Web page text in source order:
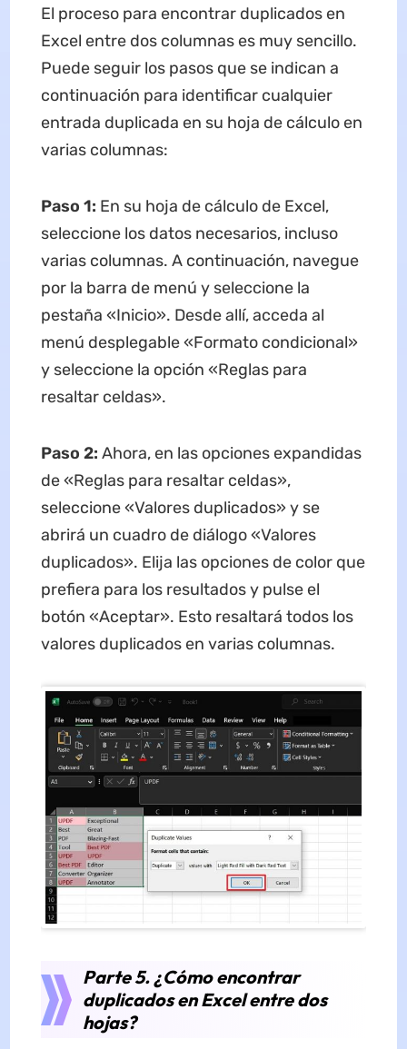
El proceso para encontrar duplicados en
Excel entre dos columnas es muy sencillo.
Puede seguir los pasos que se indican a
continuación para identificar cualquier
entrada duplicada en su hoja de cálculo en
varias columnas:
Paso 1: En su hoja de cálculo de Excel,
seleccione los datos necesarios, incluso
varias columnas. A continuación, navegue
por la barra de menú y seleccione la
pestaña «Inicio». Desde allí, acceda al
menú desplegable «Formato condicional»
y seleccione la opción «Reglas para
resaltar celdas».
Paso 2: Ahora, en las opciones expandidas
de «Reglas para resaltar celdas»,
seleccione «Valores duplicados» y se
abrirá un cuadro de diálogo «Valores
duplicados». Elija las opciones de color que
prefiera para los resultados y pulse el
botón «Aceptar». Esto resaltará todos los
valores duplicados en varias columnas.
Parte 5. ¿Cómo encontrar
duplicados en Excel entre dos
hojas?